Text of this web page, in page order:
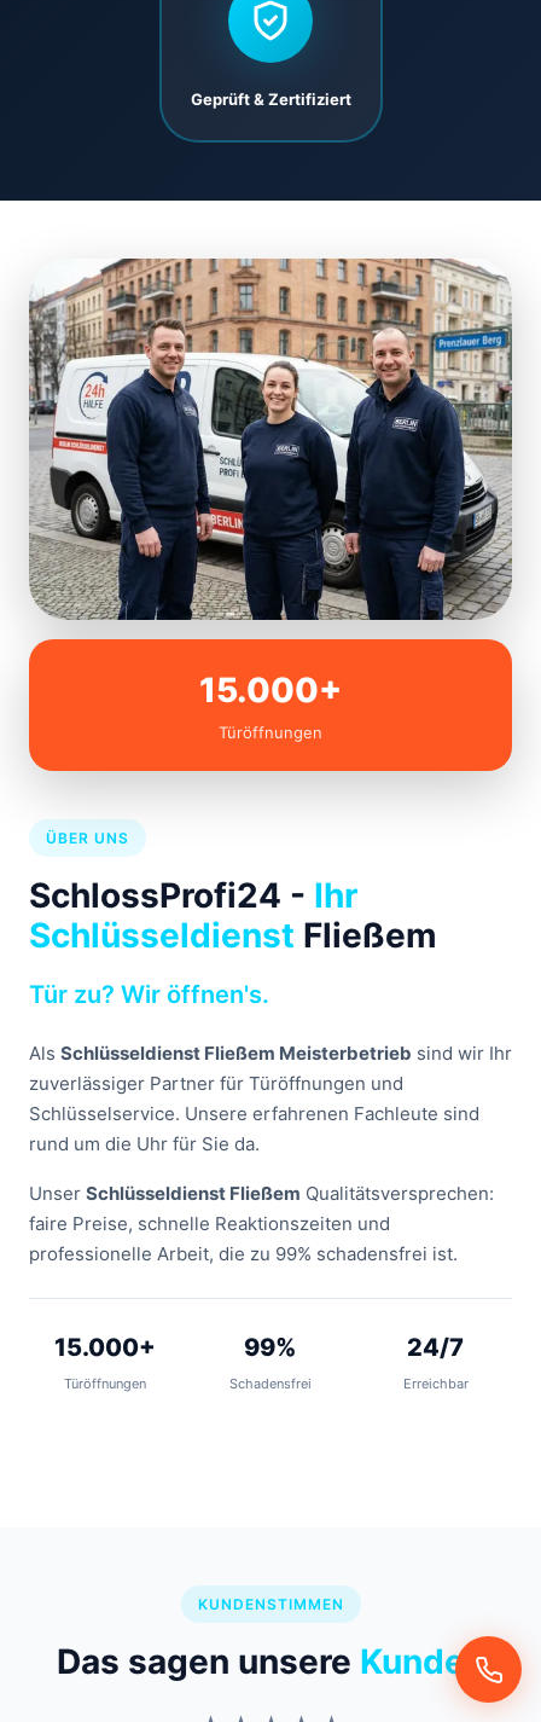
Geprüft & Zertifiziert
15.000+
Türöffnungen
ÜBER UNS
SchlossProfi24 - Ihr
Schlüsseldienst Fließem
Tür zu? Wir öffnen's.
Als Schlüsseldienst Fließem Meisterbetrieb sind wir Ihr
zuverlässiger Partner für Türöffnungen und
Schlüsselservice. Unsere erfahrenen Fachleute sind
rund um die Uhr für Sie da.
Unser Schlüsseldienst Fließem Qualitätsversprechen:
faire Preise, schnelle Reaktionszeiten und
professionelle Arbeit, die zu 99% schadensfrei ist.
15.000+
Türöffnungen
99%
Schadensfrei
24/7
Erreichbar
KUNDENSTIMMEN
Das sagen unsere Kunden